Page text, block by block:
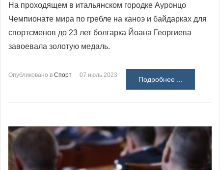
На проходящем в итальянском городке Ауронцо
Чемпионате мира по гребле на каноэ и байдарках для
спортсменов до 23 лет болгарка Йоана Георгиева
завоевала золотую медаль.
Опубликовано в Спорт 07 июль 2023
Подробнее ...